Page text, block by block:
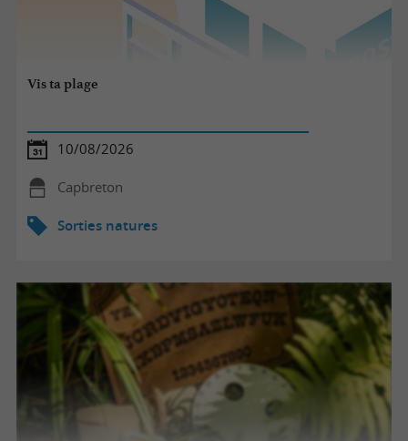
Vis ta plage
10/08/2026
Capbreton
Sorties natures